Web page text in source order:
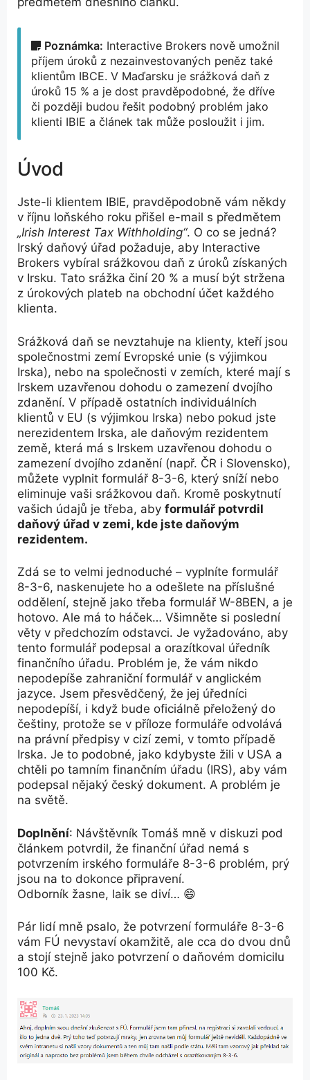
Poznámka: Interactive Brokers nově umožnil
příjem úroků z nezainvestovaných peněz také
klientům IBCE. V Maďarsku je srážková daň z
úroků 15 % a je dost pravděpodobné, že dříve
či později budou řešit podobný problém jako
klienti IBIE a článek tak může posloužit i jim.
Úvod
Jste-li klientem IBIE, pravděpodobně vám někdy
v říjnu loňského roku přišel e-mail s předmětem
„Irish Interest Tax Withholding“. O co se jedná?
Irský daňový úřad požaduje, aby Interactive
Brokers vybíral srážkovou daň z úroků získaných
v Irsku. Tato srážka činí 20 % a musí být stržena
z úrokových plateb na obchodní účet každého
klienta.
Srážková daň se nevztahuje na klienty, kteří jsou
společnostmi zemí Evropské unie (s výjimkou
Irska), nebo na společnosti v zemích, které mají s
Irskem uzavřenou dohodu o zamezení dvojího
zdanění. V případě ostatních individuálních
klientů v EU (s výjimkou Irska) nebo pokud jste
nerezidentem Irska, ale daňovým rezidentem
země, která má s Irskem uzavřenou dohodu o
zamezení dvojího zdanění (např. ČR i Slovensko),
můžete vyplnit formulář 8-3-6, který sníží nebo
eliminuje vaši srážkovou daň. Kromě poskytnutí
vašich údajů je třeba, aby formulář potvrdil
daňový úřad v zemi, kde jste daňovým
rezidentem.
Zdá se to velmi jednoduché – vyplníte formulář
8-3-6, naskenujete ho a odešlete na příslušné
oddělení, stejně jako třeba formulář W-8BEN, a je
hotovo. Ale má to háček… Všimněte si poslední
věty v předchozím odstavci. Je vyžadováno, aby
tento formulář podepsal a orazítkoval úředník
finančního úřadu. Problém je, že vám nikdo
nepodepíše zahraniční formulář v anglickém
jazyce. Jsem přesvědčený, že jej úředníci
nepodepíší, i když bude oficiálně přeložený do
češtiny, protože se v příloze formuláře odvolává
na právní předpisy v cizí zemi, v tomto případě
Irska. Je to podobné, jako kdybyste žili v USA a
chtěli po tamním finančním úřadu (IRS), aby vám
podepsal nějaký český dokument. A problém je
na světě.
Doplnění: Návštěvník Tomáš mně v diskuzi pod
článkem potvrdil, že finanční úřad nemá s
potvrzením irského formuláře 8-3-6 problém, prý
jsou na to dokonce připravení.
Odborník žasne, laik se diví… 😄
Pár lidí mně psalo, že potvrzení formuláře 8-3-6
vám FÚ nevystaví okamžitě, ale cca do dvou dnů
a stojí stejně jako potvrzení o daňovém domicilu
100 Kč.